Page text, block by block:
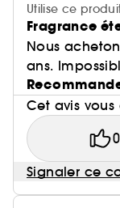
Utilise ce
Fragrance
Nous
ans.
Cet avis
0
Signaler ce